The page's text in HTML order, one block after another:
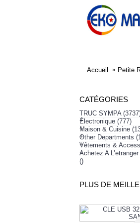
Accueil Petite
CATÉGORIES
TRUC SYMPA
+
Électronique (777)
+
Maison & Cuisine
+
Other Departments
+
Vêtements &
+
Achetez A L’etranger
()
PLUS DE